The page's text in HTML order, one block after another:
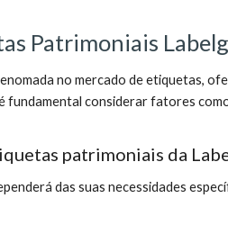
Patrimoniais
no mercado de etiquetas,
fundamental considerar fatores
patrimoniais da
das suas necessidades